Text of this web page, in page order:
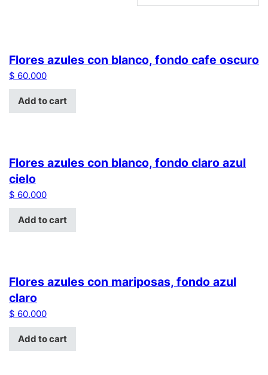
Flores azules con blanco, fondo cafe oscuro
$ 60.000
Add to cart
Flores azules con blanco, fondo claro azul
cielo
$ 60.000
Add to cart
Flores azules con mariposas, fondo azul
claro
$ 60.000
Add to cart